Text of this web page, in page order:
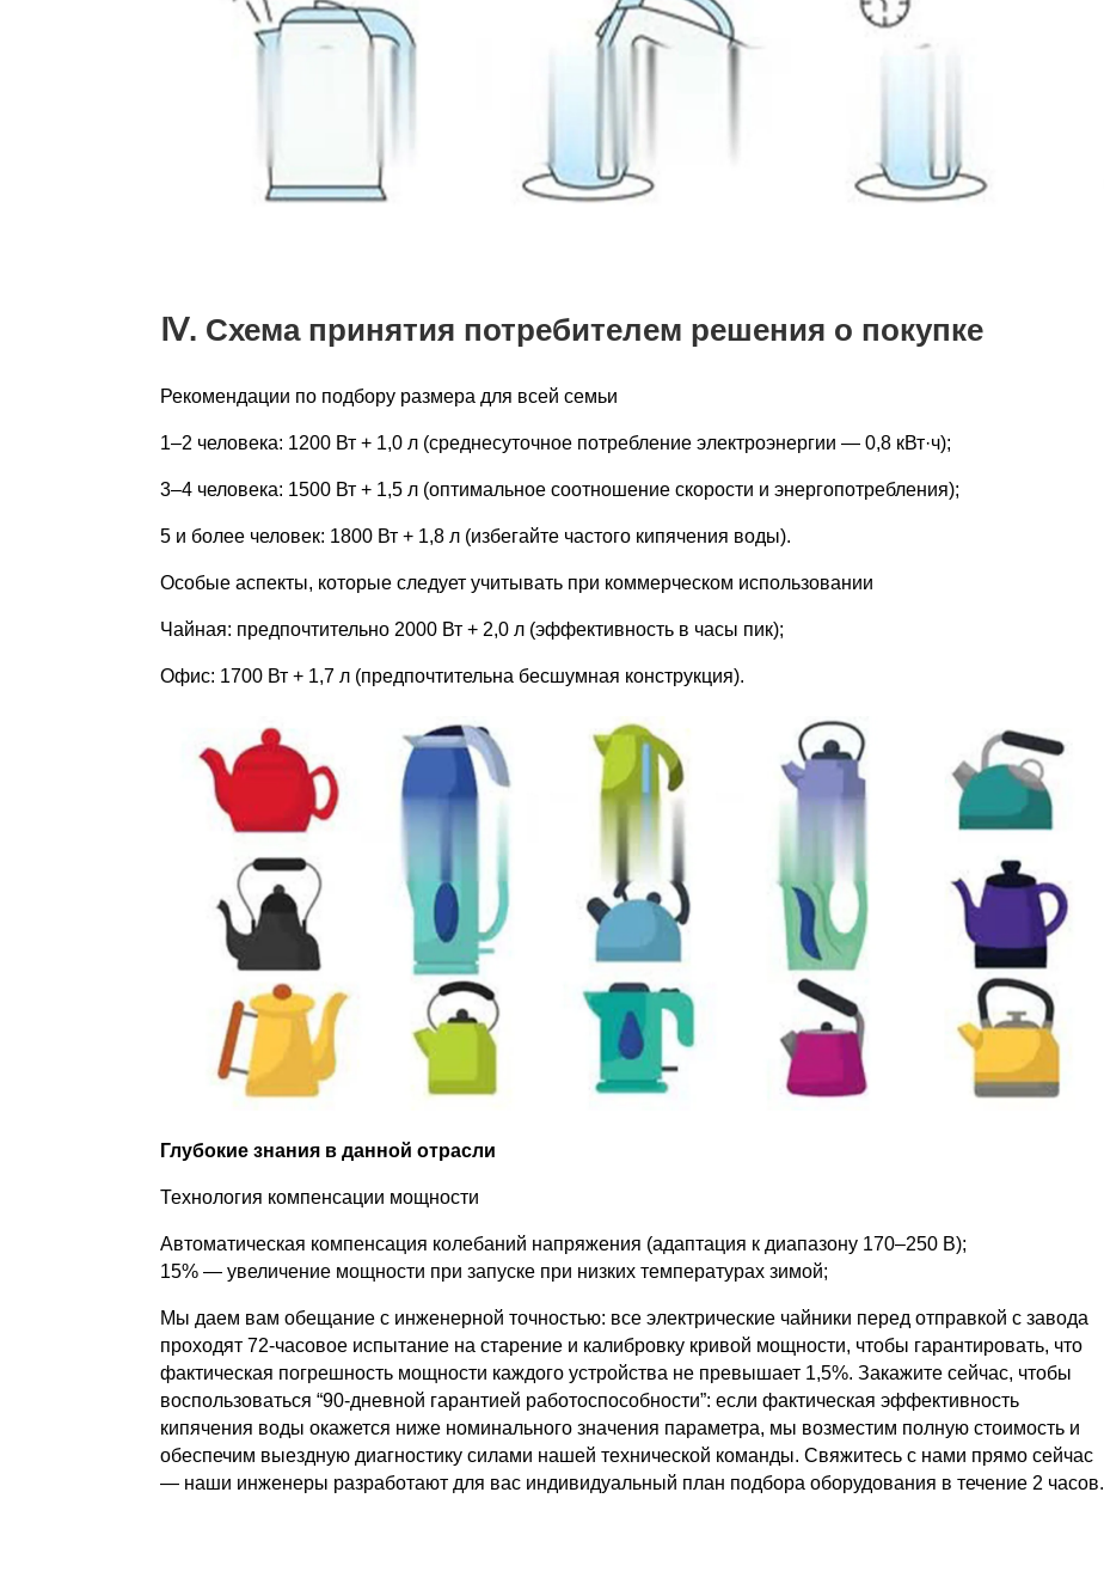
Ⅳ. Схема принятия потребителем решения о покупке
Рекомендации по подбору размера для всей семьи
1–2 человека: 1200 Вт + 1,0 л (среднесуточное потребление электроэнергии — 0,8 кВт·ч);
3–4 человека: 1500 Вт + 1,5 л (оптимальное соотношение скорости и энергопотребления);
5 и более человек: 1800 Вт + 1,8 л (избегайте частого кипячения воды).
Особые аспекты, которые следует учитывать при коммерческом использовании
Чайная: предпочтительно 2000 Вт + 2,0 л (эффективность в часы пик);
Офис: 1700 Вт + 1,7 л (предпочтительна бесшумная конструкция).
Глубокие знания в данной отрасли
Технология компенсации мощности
Автоматическая компенсация колебаний напряжения (адаптация к диапазону 170–250 В);
15% — увеличение мощности при запуске при низких температурах зимой;
Мы даем вам обещание с инженерной точностью: все электрические чайники перед отправкой с завода
проходят 72-часовое испытание на старение и калибровку кривой мощности, чтобы гарантировать, что
фактическая погрешность мощности каждого устройства не превышает 1,5%. Закажите сейчас, чтобы
воспользоваться “90-дневной гарантией работоспособности”: если фактическая эффективность
кипячения воды окажется ниже номинального значения параметра, мы возместим полную стоимость и
обеспечим выездную диагностику силами нашей технической команды. Свяжитесь с нами прямо сейчас
— наши инженеры разработают для вас индивидуальный план подбора оборудования в течение 2 часов.